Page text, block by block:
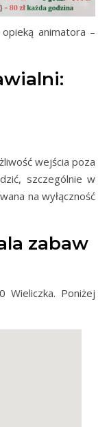
animatora –
wejścia poza
szczególnie w
na wyłączność
zabaw
Wieliczka. Poniżej